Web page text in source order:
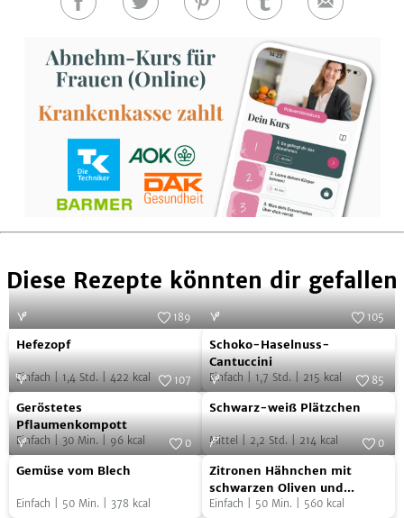
Auf
teilen
Auf
teilen
Auf
teilen
Auf
teilen
E-
Diese Rezepte könnten dir gefallen
Hefezopf
189
Hefezopf
Einfach 1,4 Std. 422 kcal
Schoko-
Haselnuss-
Cantuccini
105
Schoko-Haselnuss-
Cantuccini
Einfach 1,7 Std. 215 kcal
Geröstetes
Pflaumenkompott
107
Geröstetes
Pflaumenkompott
Einfach 30 Min. 96 kcal
Schwarz-
weiß
Plätzchen
Foto: SevenCooks
85
Schwarz-weiß Plätzchen
Mittel 2,2 Std. 214 kcal
Gemüse
Blech
Foto:
0
Gemüse vom Blech
Einfach 50 Min. 378 kcal
Zitronen
Hähnchen
mit
SevenCooks
0
Zitronen Hähnchen mit
schwarzen Oliven und
Kartoffeln
Einfach 50 Min. 560 kcal